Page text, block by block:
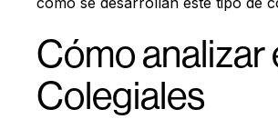
Cómo analizar
Colegiales